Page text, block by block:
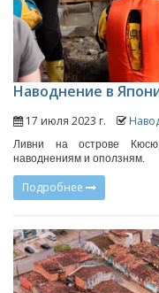
Наводнение в
17 июля 2023 г.
Ливни на острове
наводнениям и оползням.
Подробнее